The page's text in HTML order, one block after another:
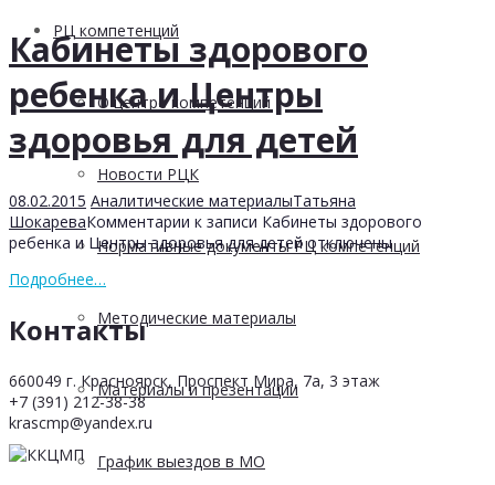
РЦ компетенций
О центре компетенций
Новости РЦК
Нормативные документы РЦ компетенций
Методические материалы
Материалы и презентации
График выездов в МО
Кабинеты здорового
ребенка и Центры
здоровья для детей
08.02.2015 Аналитические материалыТатьяна
ШокареваКомментарии к записи Кабинеты здорового
ребенка и Центры здоровья для детейотключены
Подробнее…
Контакты
660049 г. Красноярск, Проспект Мира, 7а, 3 этаж
+7 (391) 212-38-38
krascmp@yandex.ru